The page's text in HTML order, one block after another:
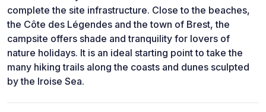
complete the site infrastructure. Close to the beaches,
the Côte des Légendes and the town of Brest, the
campsite offers shade and tranquility for lovers of
nature holidays. It is an ideal starting point to take the
many hiking trails along the coasts and dunes sculpted
by the Iroise Sea.